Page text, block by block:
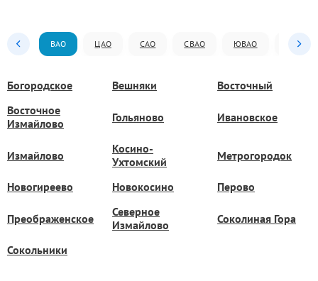
ВАО ЦАО САО СВАО ЮВАО ЮАО
Богородское Вешняки
Восточный
Восточное
Измайлово
Гольяново Ивановское
Измайлово
Косино-
Ухтомский
Метрогородок
Новогиреево Новокосино Перово
Преображенское
Северное
Измайлово
Соколиная Гора
Сокольники